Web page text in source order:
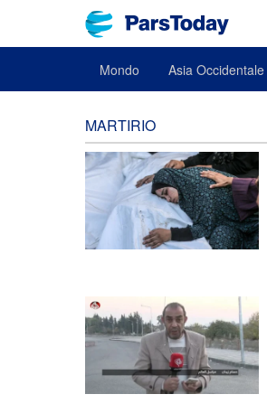
Mondo Asia Occidentale
MARTIRIO